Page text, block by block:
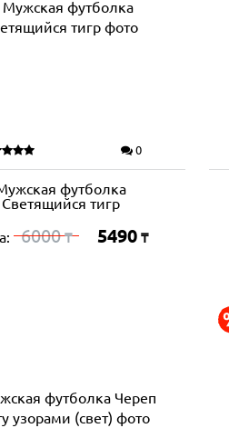
0
футболка
Светящийся тигр
6000₸ 5490 ₸